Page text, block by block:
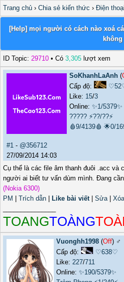
Trang chủ › Chia sẻ kiến thức › Điện thoại
[Help] mọi người có cách nào xoá
không
ID Topic: 29710 • Có 3,305 lượt xem
SoKhanhLaAnh (
Cấp độ:
Like: 15/3
Online: ✨1/5379✨
????? ⚡??/??⚡
🩸9/4139🩸 🌟0/
#1 - @356712
27/09/2014 14:03
Cụ thể là các file âm thanh đuôi .acc và
người ai biết tư vấn dùm mình. Đang
(Nokia 6300)
PM
Trích dẫn Like bài viết| Sửa| Xóa
TOANGTOÀNG
Vuonghh1998 (Off) ♂️
Cấp độ:
♡638♡
Like:227/711
Online:✨190/5379✨